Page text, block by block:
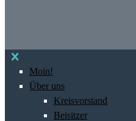
Moin!
Über uns
Kreisvorstand
Beisitzer